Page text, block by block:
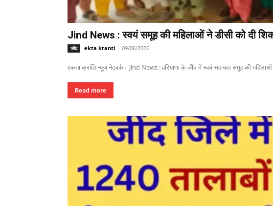
Jind News : स्वयं समूह की महिलाओं ने डीसी को दी
जींद ekta kranti - 09/06/2026
एकता क्रांति न्यूज नेटवर्क। Jind News : हरियाणा के जींद में स्वयं सहायता समूह की
Read more